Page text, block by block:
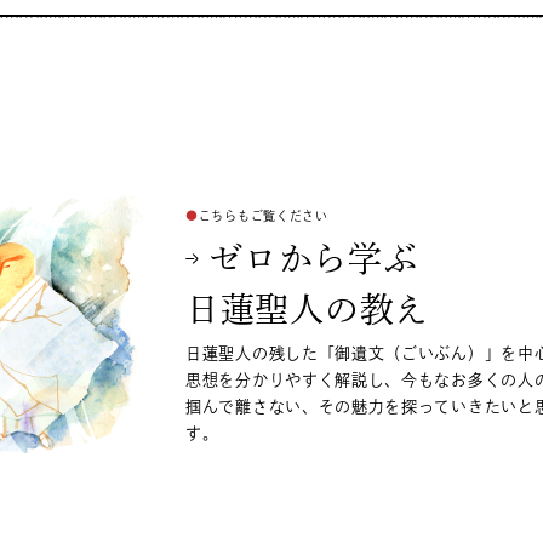
こちらもご覧ください
ゼロから学ぶ
日蓮聖人の教え
日蓮聖人の残した「御遺文（ごいぶん）」を中
思想を分かりやすく解説し、今もなお多くの人
掴んで離さない、その魅力を探っていきたいと
す。